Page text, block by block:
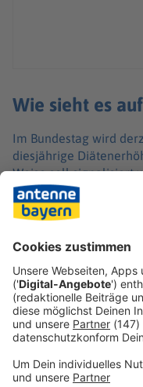
Wie sieht es
Im Bundestag wird
diesjährige
Weise soll signalisiert
zum Verzicht bereit
Reformen Verzicht
plädieren alle
Nullrunde.